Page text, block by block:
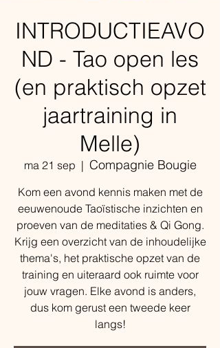
INTRODUCTIEAVO
ND - Tao open les
(en praktisch opzet
jaartraining in
Melle)
ma 21 sep
  |
Compagnie Bougie
Kom een avond kennis maken met de
eeuwenoude Taoïstische inzichten en
proeven van de meditaties & Qi Gong.
Krijg een overzicht van de inhoudelijke
thema's, het praktische opzet van de
training en uiteraard ook ruimte voor
jouw vragen. Elke avond is anders,
dus kom gerust een tweede keer
langs!